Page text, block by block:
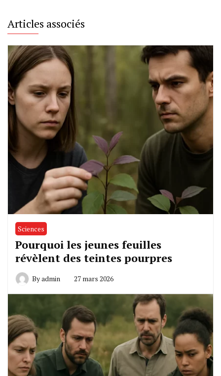
Articles associés
Sciences
Pourquoi les jeunes feuilles
révèlent des teintes pourpres
Byadmin 27 mars 2026